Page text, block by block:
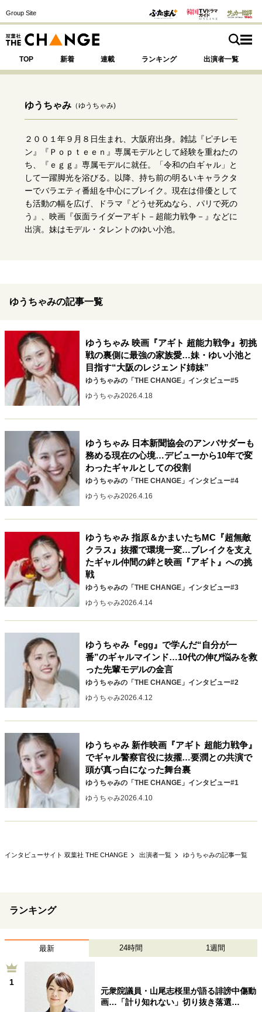
Group Site
TOP 新着 連載 ランキング 出演者一覧
注目の記事テーマで探す
サイトの核・哲学
運命を変えた出会い 決断の裏側
挫折からの再起
未知への挑戦
プロフェッショナルの矜持
表現者の葛藤
人生が動いた日 10代の挫折と原点
大人の学び直し
ファーストキャリアを拓く
経営・ビジネス
リーダーの流儀 変革の原動力
次世代へのバトン
トップが描く未来
マインドセット
重圧との向き合い方 一流のルーティン
20代の現在地
忘れられない言葉
10代・20代の土台
ライフスタイル・生き方
40代からの景色 美しさの哲学
パートナーとの歩み方
親になるということ
病が教えてくれたこと
移住という選択
熱狂できるもの
一生モノの愛用品
私を彩るエッセンス
70代のグランドデザイン
社会・カルチャー・マネー
地域とつながる/お金との付き合い方
ゆうちゃみ （ゆうちゃみ)
２００１年９月８日生まれ、大阪府出身。雑誌『ピチレモ
ン』『Ｐｏｐｔｅｅｎ』専属モデルとして経験を重ねたの
ち、『ｅｇｇ』専属モデルに就任。「令和の白ギャル」と
して一躍脚光を浴びる。以降、持ち前の明るいキャラクタ
ーでバラエティ番組を中心にブレイク。現在は俳優として
も活動の幅を広げ、ドラマ『どうせ死ぬなら、パリで死の
う』、映画『仮面ライダーアギト－超能力戦争－』などに
出演。妹はモデル・タレントのゆい小池。
ゆうちゃみの記事一覧
ゆうちゃみ 映画『アギト 超能力戦争』初挑
戦の裏側に最強の家族愛…妹・ゆい小池と
目指す“大阪のレジェンド姉妹”
ゆうちゃみの「THE CHANGE」インタビュー#5
ゆうちゃみ2026.4.18
ゆうちゃみ 日本新聞協会のアンバサダーも
務める現在の心境…デビューから10年で変
わったギャルとしての役割
ゆうちゃみの「THE CHANGE」インタビュー#4
ゆうちゃみ2026.4.16
ゆうちゃみ 指原＆かまいたちMC『超無敵
クラス』抜擢で環境一変…ブレイクを支え
たギャル仲間の絆と映画『アギト』への挑
戦
ゆうちゃみの「THE CHANGE」インタビュー#3
ゆうちゃみ2026.4.14
ゆうちゃみ『egg』で学んだ“自分が一
番”のギャルマインド…10代の伸び悩みを救
った先輩モデルの金言
ゆうちゃみの「THE CHANGE」インタビュー#2
ゆうちゃみ2026.4.12
ゆうちゃみ 新作映画『アギト 超能力戦争』
でギャル警察官役に抜擢…要潤との共演で
頭が真っ白になった舞台裏
ゆうちゃみの「THE CHANGE」インタビュー#1
ゆうちゃみ2026.4.10
インタビューサイト 双葉社 THE CHANGE 出演者一覧 ゆうちゃみの記事一覧
ランキング
最新 24時間 1週間
1
元衆院議員・山尾志桜里が語る誹謗中傷動
画…「計り知れない」切り抜き落選…